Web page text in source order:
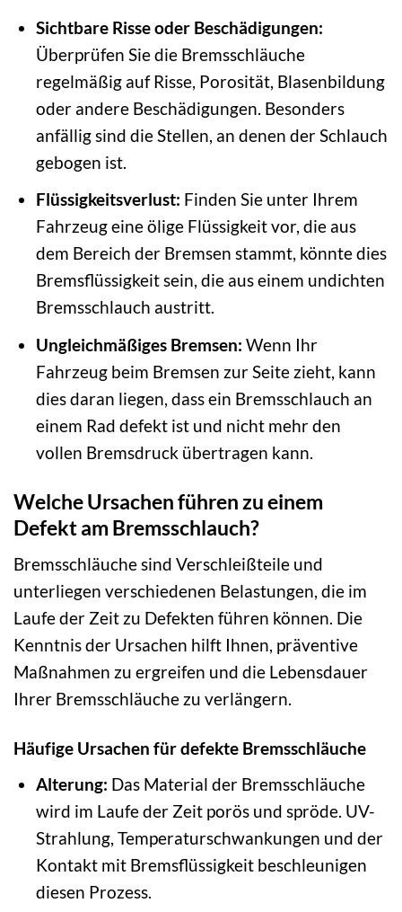
Sichtbare Risse oder Beschädigungen:
Überprüfen Sie die Bremsschläuche
regelmäßig auf Risse, Porosität, Blasenbildung
oder andere Beschädigungen. Besonders
anfällig sind die Stellen, an denen der Schlauch
gebogen ist.
Flüssigkeitsverlust: Finden Sie unter Ihrem
Fahrzeug eine ölige Flüssigkeit vor, die aus
dem Bereich der Bremsen stammt, könnte dies
Bremsflüssigkeit sein, die aus einem undichten
Bremsschlauch austritt.
Ungleichmäßiges Bremsen: Wenn Ihr
Fahrzeug beim Bremsen zur Seite zieht, kann
dies daran liegen, dass ein Bremsschlauch an
einem Rad defekt ist und nicht mehr den
vollen Bremsdruck übertragen kann.
Welche Ursachen führen zu einem
Defekt am Bremsschlauch?
Bremsschläuche sind Verschleißteile und
unterliegen verschiedenen Belastungen, die im
Laufe der Zeit zu Defekten führen können. Die
Kenntnis der Ursachen hilft Ihnen, präventive
Maßnahmen zu ergreifen und die Lebensdauer
Ihrer Bremsschläuche zu verlängern.
Häufige Ursachen für defekte Bremsschläuche
Alterung: Das Material der Bremsschläuche
wird im Laufe der Zeit porös und spröde. UV-
Strahlung, Temperaturschwankungen und der
Kontakt mit Bremsflüssigkeit beschleunigen
diesen Prozess.